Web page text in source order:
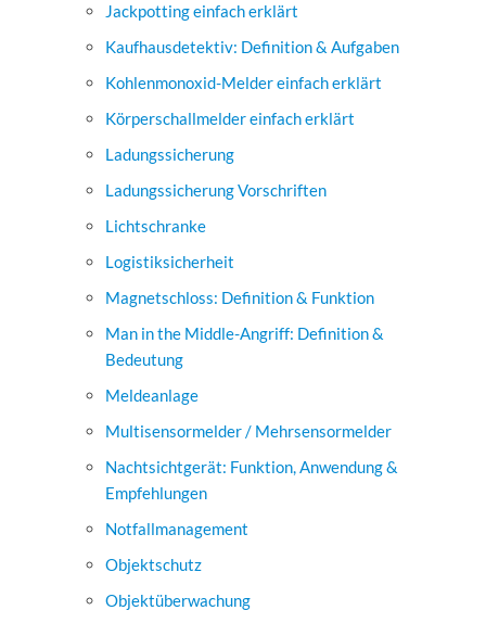
Jackpotting einfach erklärt
Kaufhausdetektiv: Definition & Aufgaben
Kohlenmonoxid-Melder einfach erklärt
Körperschallmelder einfach erklärt
Ladungssicherung
Ladungssicherung Vorschriften
Lichtschranke
Logistiksicherheit
Magnetschloss: Definition & Funktion
Man in the Middle-Angriff: Definition &
Bedeutung
Meldeanlage
Multisensormelder / Mehrsensormelder
Nachtsichtgerät: Funktion, Anwendung &
Empfehlungen
Notfallmanagement
Objektschutz
Objektüberwachung